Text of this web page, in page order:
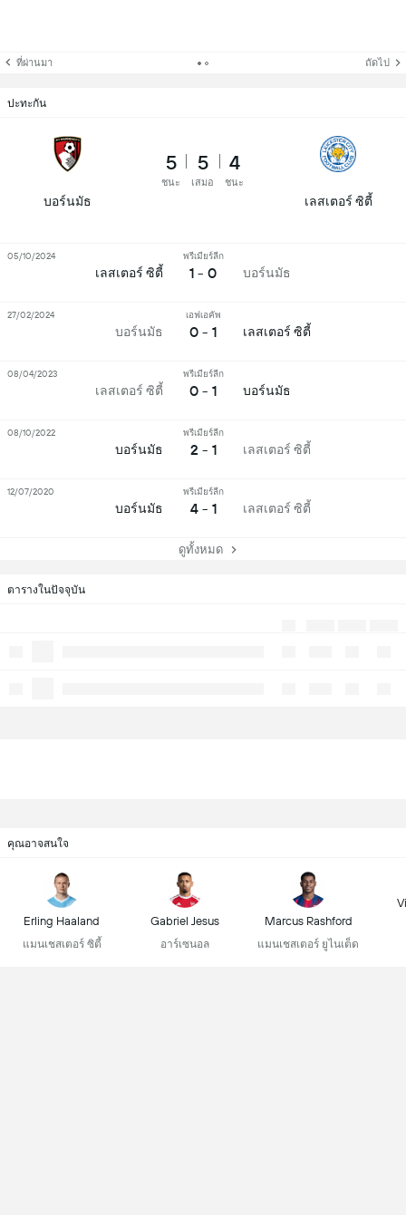
ตารางในปัจจุบัน
ที่ผ่านมา ถัดไป
ปะทะกัน
บอร์นมัธ
5
ชนะ
5
เสมอ
4
ชนะ
เลสเตอร์ ซิตี้
เลสเตอร์ ซิตี้
พรีเมียร์ลีก
1 - 0 บอร์นมัธ
05/10/2024
บอร์นมัธ
เอฟเอคัพ
0 - 1 เลสเตอร์ ซิตี้
27/02/2024
เลสเตอร์ ซิตี้
พรีเมียร์ลีก
0 - 1 บอร์นมัธ
08/04/2023
บอร์นมัธ
พรีเมียร์ลีก
2 - 1 เลสเตอร์ ซิตี้
08/10/2022
บอร์นมัธ
พรีเมียร์ลีก
4 - 1 เลสเตอร์ ซิตี้
12/07/2020
ดูทั้งหมด
คุณอาจสนใจ
Erling Haaland
แมนเชสเตอร์ ซิตี้
Gabriel Jesus
อาร์เซนอล
Marcus Rashford
แมนเชสเตอร์ ยูไนเต็ด